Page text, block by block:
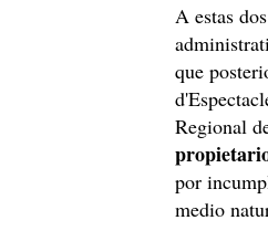
A estas
que
Regional
por
medio